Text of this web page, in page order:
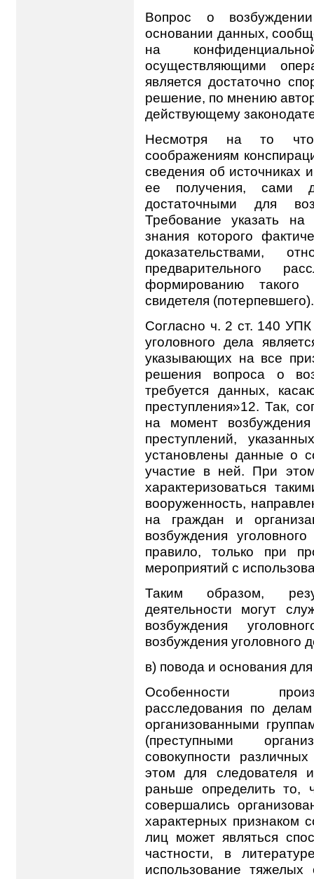
Вопрос о
основании данных,
на
осуществляющими
является достаточно
решение, по мнению
действующему
Несмотря на то что
соображениям
сведения об источниках
ее получения, сами
достаточными для
Требование указать на
знания которого
доказательствами,
предварительного
формированию такого
свидетеля (потерпевшего).
Согласно ч. 2 ст. 140
уголовного дела
указывающих на все
решения вопроса о
требуется данных,
преступления»12. Так,
на момент
преступлений,
установлены данные о
участие в ней. При
характеризоваться
вооруженность,
на граждан и
возбуждения
правило, только при
мероприятий с
Таким образом,
деятельности могут
возбуждения
возбуждения уголовного
в) повода и основания
Особенности
расследования по
организованными
(преступными
совокупности
этом для следователя
раньше определить то,
совершались
характерных признаком
лиц может являться
частности, в
использование